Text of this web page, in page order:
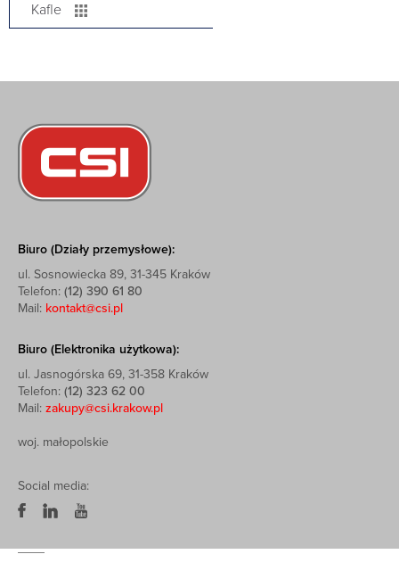
Kafle
Biuro (Działy przemysłowe):
ul. Sosnowiecka 89, 31-345 Kraków
Telefon: (12) 390 61 80
Mail: kontakt@csi.pl
Biuro (Elektronika użytkowa):
ul. Jasnogórska 69, 31-358 Kraków
Telefon: (12) 323 62 00
Mail: zakupy@csi.krakow.pl
woj. małopolskie
Social media: